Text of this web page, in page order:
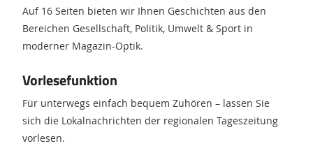
Auf 16 Seiten bieten wir Ihnen Geschichten aus den
Bereichen Gesellschaft, Politik, Umwelt & Sport in
moderner Magazin-Optik.
Vorlesefunktion
Für unterwegs einfach bequem Zuhören – lassen Sie
sich die Lokalnachrichten der regionalen Tageszeitung
vorlesen.